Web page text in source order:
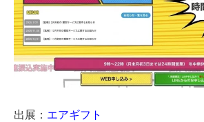
出展： エアギフト